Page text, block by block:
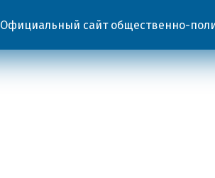
Официальный сайт общественно-